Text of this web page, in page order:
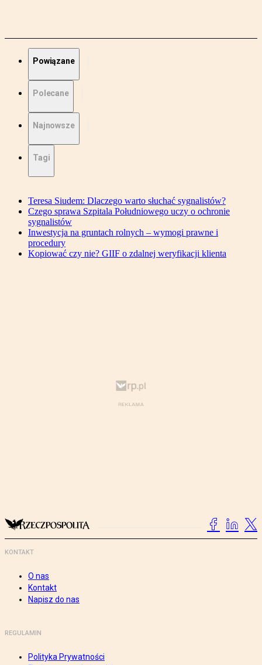
Powiązane
Polecane
Najnowsze
Tagi
Teresa Siudem: Dlaczego warto słuchać sygnalistów?
Czego sprawa Szpitala Południowego uczy o ochronie
sygnalistów
Inwestycja na gruntach rolnych – wymogi prawne i
procedury
Kopiować czy nie? GIIF o zdalnej weryfikacji klienta
KONTAKT
O nas
Kontakt
Napisz do nas
REGULAMIN
Polityka Prywatności